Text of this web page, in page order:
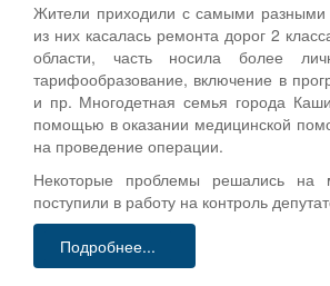
Жители приходили с самыми разными
из них касалась ремонта дорог 2
области, часть носила более
тарифообразование, включение в
и пр. Многодетная семья города
помощью в оказании медицинской
на проведение операции.
Некоторые проблемы решались на
поступили в работу на контроль
Подробнее...